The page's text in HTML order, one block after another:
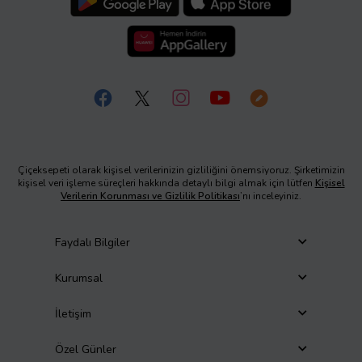
Çiçeksepeti olarak kişisel verilerinizin gizliliğini önemsiyoruz. Şirketimizin
kişisel veri işleme süreçleri hakkında detaylı bilgi almak için lütfen Kişisel
Verilerin Korunması ve Gizlilik Politikası’nı inceleyiniz.
Faydalı Bilgiler
Kurumsal
İletişim
Özel Günler